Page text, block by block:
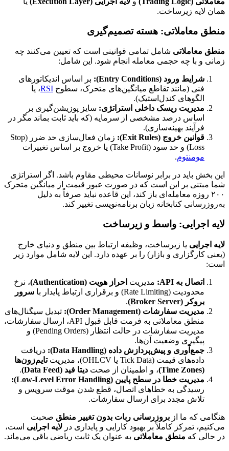
همان لایه زیرساخت.
منطق معاملاتی: هسته تصمیم‌گیری
منطق معاملاتی شامل تمامی قوانینی است که تعیین می‌کنند چه
زمانی و با چه حجمی معامله انجام شود. این شامل:
شرایط ورود (Entry Conditions):
بر اساس اندیکاتورهای
فنی (مانند تقاطع میانگین‌های متحرک، سطوح RSI، یا
الگوهای کندل‌استیک).
مدیریت ریسک داخلی استراتژی: سایز پوزیشن‌گیری بر
اساس درصد مشخصی از سرمایه (که باید ثابت بماند مگر در
فرآیند بهینه‌سازی).
قوانین خروج (Exit Rules):
زمان فعال‌سازی حد ضرر (Stop
Loss) و حد سود (Take Profit) یا خروج بر اساس تغییرات
مومنتوم.
این بخش باید در برابر نوسانات محیطی مقاوم باشد. اگر استراتژی
شما مبتنی بر این است که در صورت عبور قیمت از میانگین متحرک
۲۰۰ روزه معامله‌ای باز کند، این قاعده نباید صرفاً به دلیل
به‌روزرسانی کتابخانه زبان برنامه‌نویسی تغییر کند.
لایه اجرایی: واسط و زیرساخت
لایه اجرایی یا زیرساخت، وظیفه ارتباط بین منطق و دنیای خارج
(یعنی کارگزاری و بازار) را بر عهده دارد. این لایه شامل موارد زیر
است:
اتصال به API: مدیریت احراز هویت (Authentication)
، نرخ
محدودیت (Rate Limiting) و برقراری ارتباط پایدار با
سرور
بروکر (Broker Server)
.
مدیریت سفارشات (Order Management):
تبدیل سیگنال‌های
منطق معاملاتی به فرمت قابل قبول API، ارسال سفارشات،
مدیریت سفارشات در حالت انتظار (Pending Orders) و
پیگیری وضعیت آن‌ها.
جمع‌آوری و پیش‌پردازش داده (Data Handling):
دریافت
داده‌های قیمت (Tick Data یا OHLCV)، مدیریت
تایم‌زون‌ها
(Time Zones)
، و اطمینان از صحت دیتا فید (Data Feed)
.
مدیریت خطا در سطح پایین (Low-Level Error Handling):
رسیدگی به خطاهای اتصال، قطع شدن موقت سرویس و
تلاش مجدد برای ارسال سفارشات.
هنگامی که ما از بروزرسانی ربات بدون تغییر منطق صحبت
می‌کنیم، تمرکز کاملاً بر بهبود کارایی و پایداری در لایه اجرایی است،
در حالی که منطق معاملاتی به عنوان یک ثابت ریاضی باقی می‌ماند.